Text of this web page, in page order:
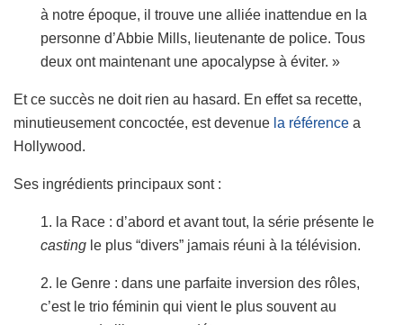
à notre époque, il trouve une alliée inattendue en la
personne d’Abbie Mills, lieutenante de police. Tous
deux ont maintenant une apocalypse à éviter. »
Et ce succès ne doit rien au hasard. En effet sa recette,
minutieusement concoctée, est devenue la référence a
Hollywood.
Ses ingrédients principaux sont :
1. la Race : d’abord et avant tout, la série présente le
casting le plus “divers” jamais réuni à la télévision.
2. le Genre : dans une parfaite inversion des rôles,
c’est le trio féminin qui vient le plus souvent au